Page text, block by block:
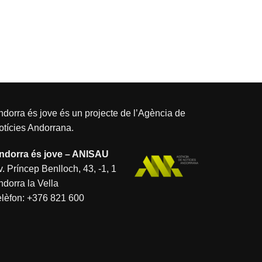
és jove és un projecte de l’Agència de
Andorrana.
és jove – ANISAU
Príncep Benlloch, 43, -1, 1
la Vella
+376 821 600